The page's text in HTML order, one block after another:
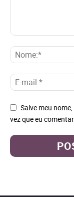
Salve meu
vez que eu comentar.